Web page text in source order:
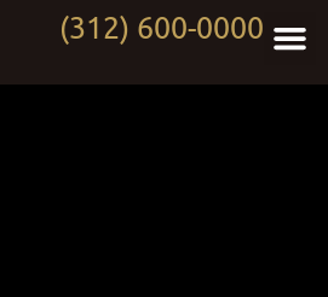
(312) 600-0000